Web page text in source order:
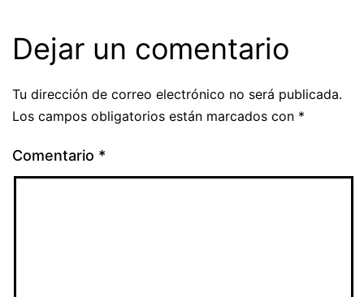
Dejar un comentario
Tu dirección de correo electrónico no será publicada.
Los campos obligatorios están marcados con *
Comentario *